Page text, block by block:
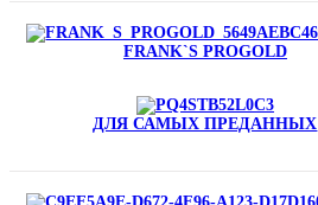
FRANK`S PROGOLD
ДЛЯ САМЫХ ПРЕДАННЫХ